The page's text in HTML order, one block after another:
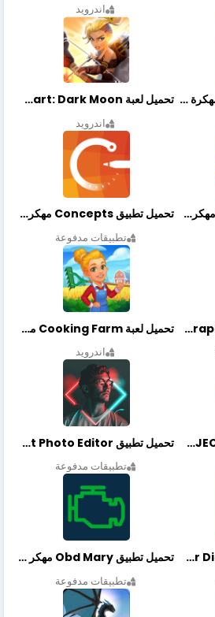
اندرويد
تحميل لعبة Decor Life مهكرة أخر إصدار تحميل لعبة Lionheart: Dark Moon مهكرة أخر إصدار
اندرويد
تحميل لعبة Pirate Raid مهكرة أخر إصدار تحميل تطبيق Concepts مهكر أخر إصدار
تطبيقات مدفوعة
تحميل تطبيق Graphic Studio مهكر أخر إصدار تحميل لعبة Cooking Farm مهكرة أخر إصدار
اندرويد
تحميل لعبة PROJECT:OFFROAD مهكرة أخر إصدار تحميل تطبيق NeonArt Photo Editor مهكر أخر إصدار
تطبيقات مدفوعة
تحميل تطبيق OBDeleven Car Diagnostics مهكر أخر إصدار تحميل تطبيق Obd Mary مهكر أخر إصدار
تطبيقات مدفوعة